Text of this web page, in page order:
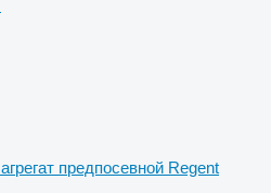
агрегат предпосевной Regent